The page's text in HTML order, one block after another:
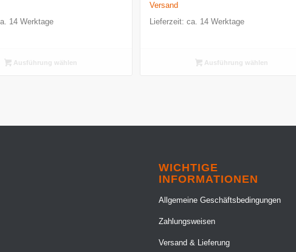
14 Werktage
Ausführung wählen
Versand
Lieferzeit: ca. 14 Werktage
Ausführung wählen
WICHTIGE
INFORMATIONEN
Allgemeine Geschäftsbedingungen
Zahlungsweisen
Versand & Lieferung